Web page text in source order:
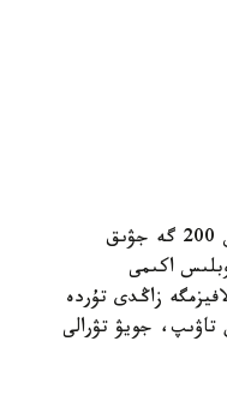
«اڭسار» اقپاراتتىق تالداۋ ورتالىعىنىڭ مالىمەتىنشە، جىل باسىنان بەرى جات اعىمدا جۇرگەن 200 گە جۋىق
اكىمى
زاڭدى تۇردە
تاۋىپ، جويۋ تۋرالى